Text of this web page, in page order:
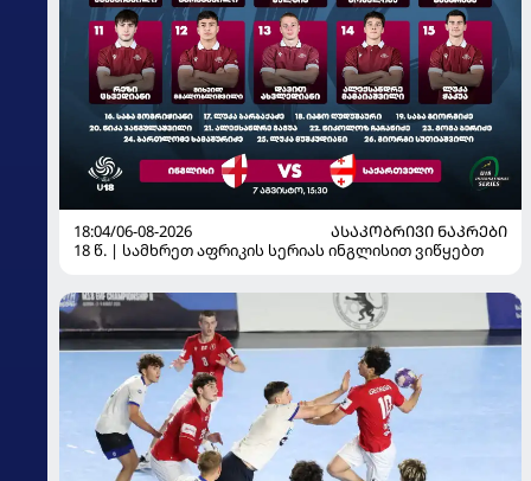
18:04/06-08-2026
ᲐᲡᲐᲙᲝᲑᲠᲘᲕᲘ ᲜᲐᲙᲠᲔᲑᲘ
18 წ. | სამხრეთ აფრიკის სერიას ინგლისით ვიწყებთ